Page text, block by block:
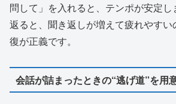
問して」を入れると、テンポが安定
返ると、聞き返しが増えて疲れやす
復が正義です。
会話が詰まったときの“逃げ道”を用